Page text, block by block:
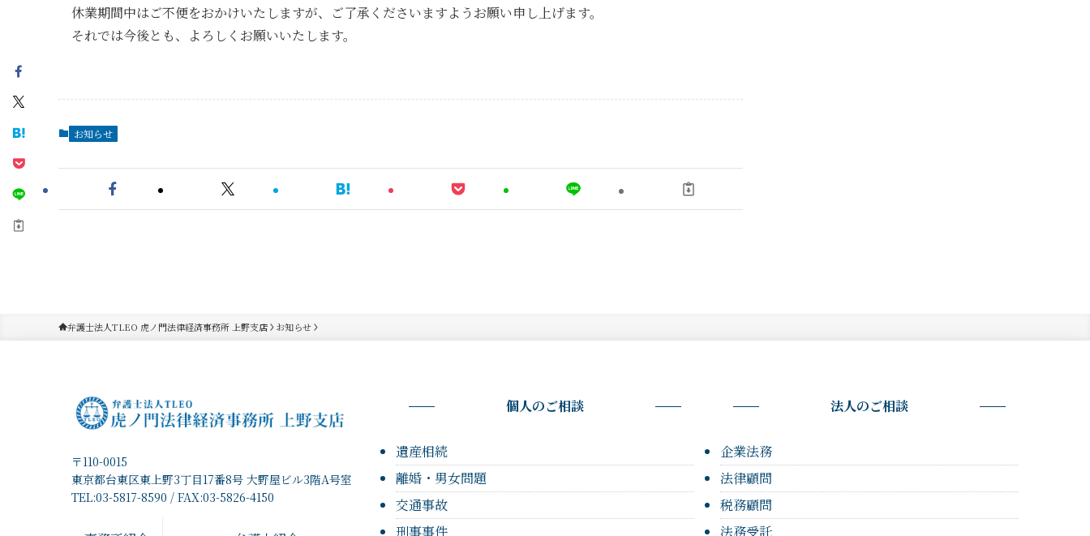
休業期間中はご不便をおかけいたしますが、ご了承くださいますようお願い申し上げます。
それでは今後とも、よろしくお願いいたします。
お知らせ
弁護士法人TLEO 虎ノ門法律経済事務所 上野支店 お知らせ
〒110-0015
東京都台東区東上野3丁目17番8号 大野屋ビル3階A号室
TEL:03-5817-8590 / FAX:03-5826-4150
個人のご相談
遺産相続
離婚・男女問題
交通事故
刑事事件
法人のご相談
企業法務
法律顧問
税務顧問
法務受託